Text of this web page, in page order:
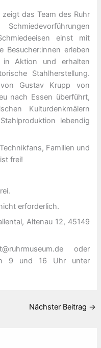
das Team des Ruhr
einst mit
Besucher:innen erleben
in Aktion und erhalten
Stahlherstellung.
Gustav Krupp von
nach Essen überführt,
Kulturdenkmälern
lebendig
Familien und
frei!
erforderlich.
Altenau 12, 45149
oder
9 und 16 Uhr unter
Nächster Beitrag →